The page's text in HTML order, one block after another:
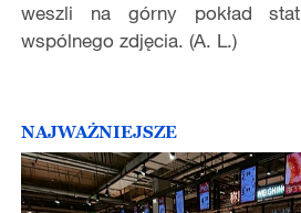
weszli na górny pokład
wspólnego zdjęcia. (A. L.)
NAJWAŻNIEJSZE